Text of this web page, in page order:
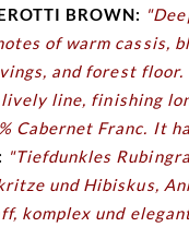
BROWN:
of warm cassis,
and forest
line, finishing
Cabernet Franc. It
"Tiefdunkles
und Hibiskus,
komplex und